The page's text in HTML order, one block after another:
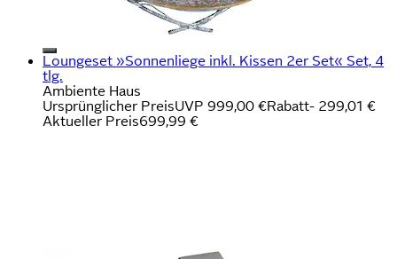
Loungeset »Sonnenliege inkl. Kissen 2er Set« Set, 4
tlg.
Ambiente Haus
Ursprünglicher PreisUVP 999,00 €Rabatt- 299,01 €
Aktueller Preis699,99 €